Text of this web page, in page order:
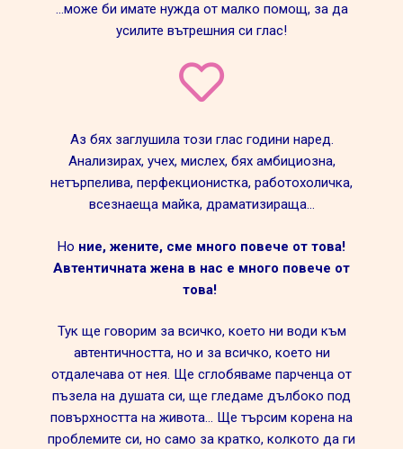
…може би имате нужда от малко помощ, за да
усилите вътрешния си глас!
Аз бях заглушила този глас години наред.
Анализирах, учех, мислех, бях амбициозна,
нетърпелива, перфекционистка, работохоличка,
всезнаеща майка, драматизираща…
Но ние, жените, сме много повече от това!
Автентичната жена в нас е много повече от
това!
Тук ще говорим за всичко, което ни води към
автентичността, но и за всичко, което ни
отдалечава от нея. Ще сглобяваме парченца от
пъзела на душата си, ще гледаме дълбоко под
повърхността на живота… Ще търсим корена на
проблемите си, но само за кратко, колкото да ги